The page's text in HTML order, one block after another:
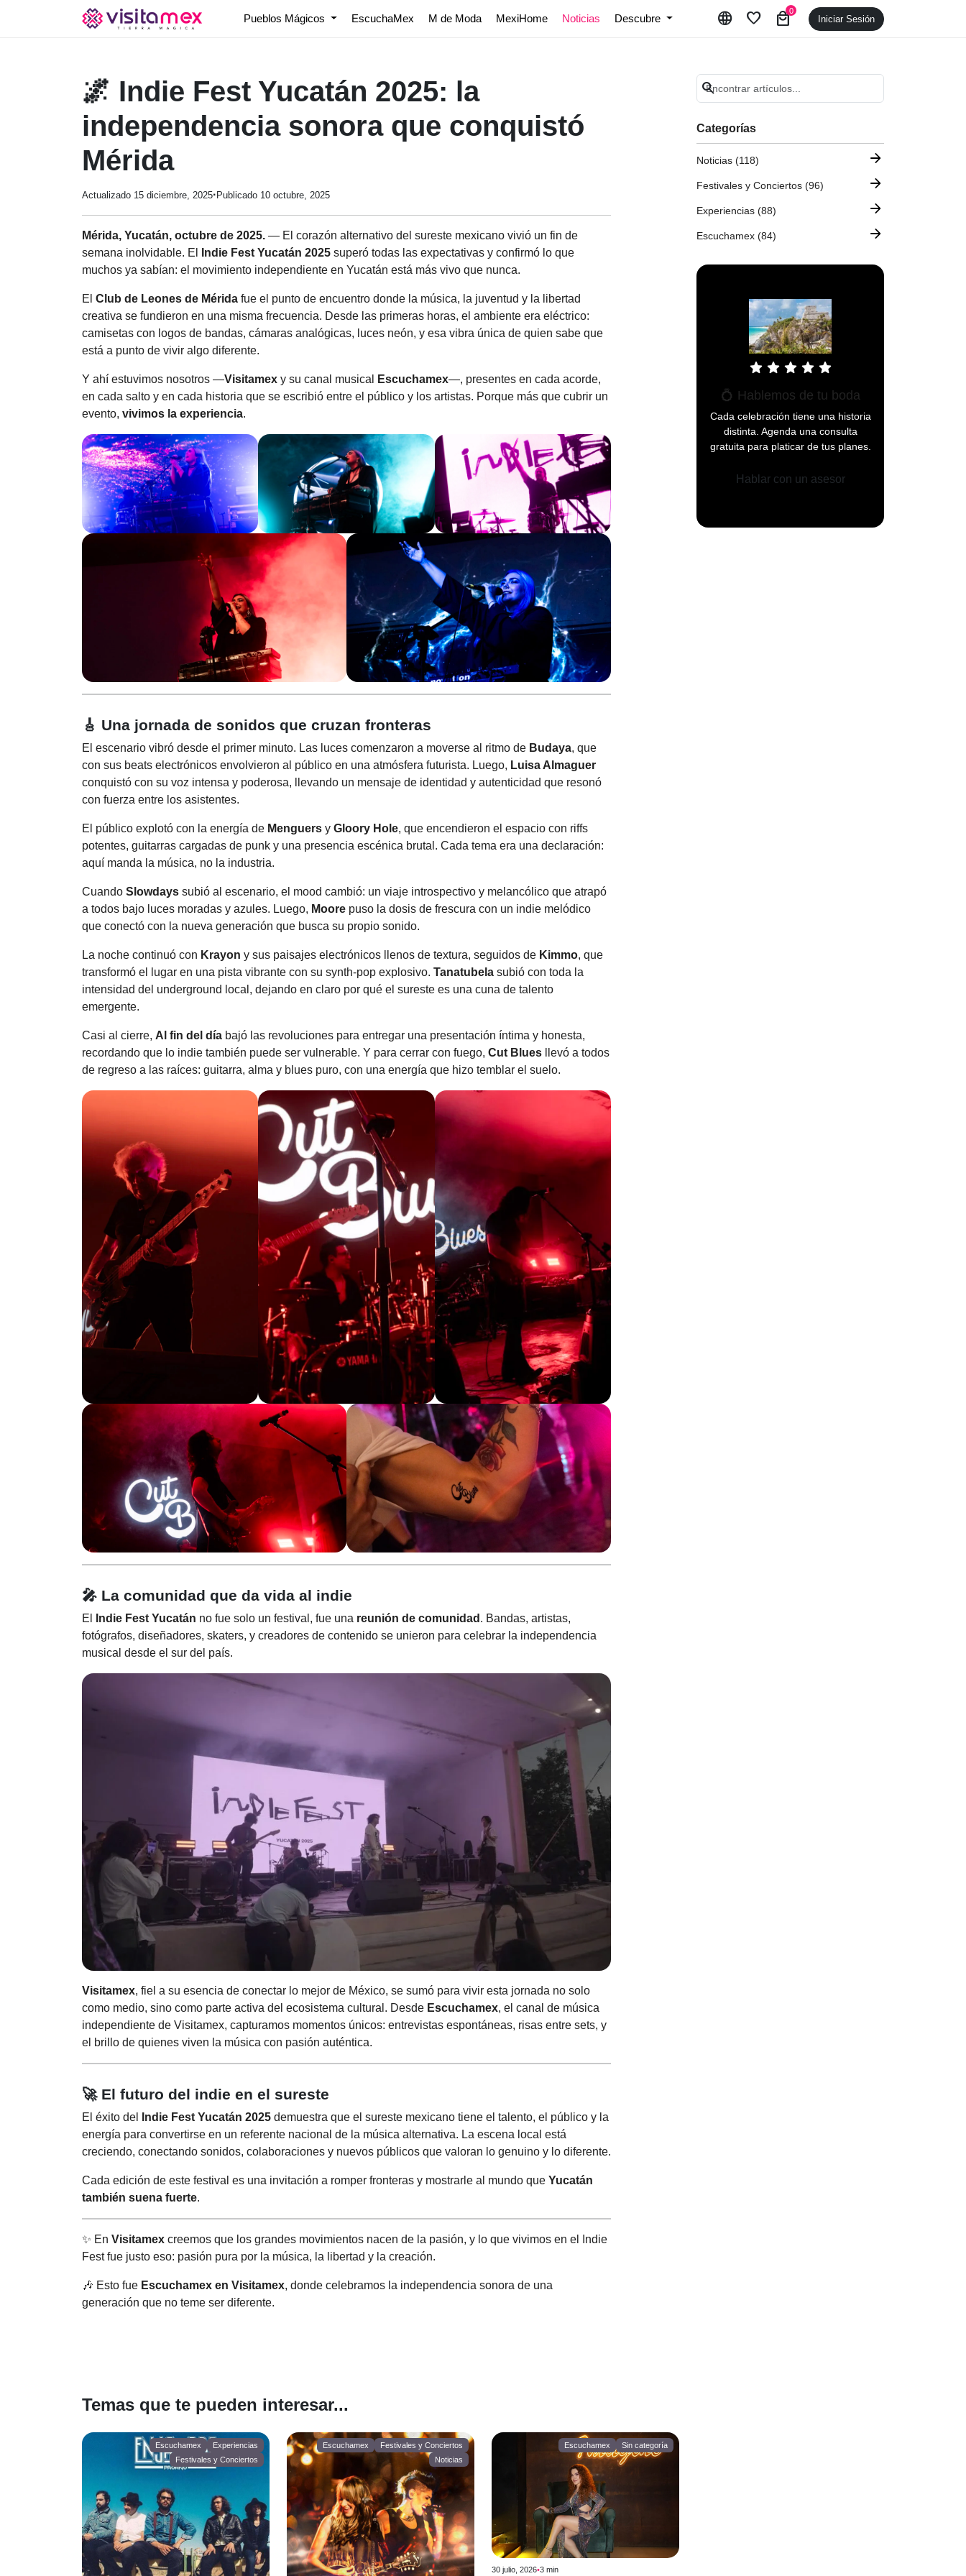
Pueblos Mágicos EscuchaMex M de Moda MexiHome Noticias Descubre language favorite 0
local_mall Iniciar Sesión
🌌 Indie Fest Yucatán 2025: la
independencia sonora que conquistó
Mérida
Actualizado 15 diciembre, 2025·Publicado 10 octubre, 2025
Mérida, Yucatán, octubre de 2025. — El corazón alternativo del sureste mexicano vivió un fin de
semana inolvidable. El
Indie Fest Yucatán 2025 superó todas las expectativas y confirmó lo que
muchos ya sabían: el movimiento independiente en Yucatán está más vivo que nunca.
El Club de Leones de Mérida fue el punto de encuentro donde la música, la juventud y la libertad
creativa se fundieron en una misma frecuencia. Desde las primeras horas, el ambiente era eléctrico:
camisetas con logos de bandas, cámaras analógicas, luces neón, y esa vibra única de quien sabe que
está a punto de vivir algo diferente.
Y ahí estuvimos nosotros —Visitamex y su canal musical Escuchamex—, presentes en cada acorde,
en cada salto y en cada historia que se escribió entre el público y los artistas. Porque más que cubrir un
evento, vivimos la experiencia.
🎸 Una jornada de sonidos que cruzan fronteras
El escenario vibró desde el primer minuto. Las luces comenzaron a moverse al ritmo de Budaya, que
con sus beats electrónicos envolvieron al público en una atmósfera futurista. Luego, Luisa Almaguer
conquistó con su voz intensa y poderosa, llevando un mensaje de identidad y autenticidad que resonó
con fuerza entre los asistentes.
El público explotó con la energía de Menguers y Gloory Hole, que encendieron el espacio con riffs
potentes, guitarras cargadas de punk y una presencia escénica brutal. Cada tema era una declaración:
aquí manda la música, no la industria.
Cuando Slowdays subió al escenario, el mood cambió: un viaje introspectivo y melancólico que atrapó
a todos bajo luces moradas y azules. Luego, Moore puso la dosis de frescura con un indie melódico
que conectó con la nueva generación que busca su propio sonido.
La noche continuó con Krayon y sus paisajes electrónicos llenos de textura, seguidos de Kimmo, que
transformó el lugar en una pista vibrante con su synth-pop explosivo. Tanatubela subió con toda la
intensidad del underground local, dejando en claro por qué el sureste es una cuna de talento
emergente.
Casi al cierre, Al fin del día bajó las revoluciones para entregar una presentación íntima y honesta,
recordando que lo indie también puede ser vulnerable. Y para cerrar con fuego, Cut Blues llevó a todos
de regreso a las raíces: guitarra, alma y blues puro, con una energía que hizo temblar el suelo.
🎤 La comunidad que da vida al indie
El Indie Fest Yucatán no fue solo un festival, fue una reunión de comunidad . Bandas, artistas,
fotógrafos, diseñadores, skaters, y creadores de contenido se unieron para celebrar la independencia
musical desde el sur del país.
Visitamex, fiel a su esencia de conectar lo mejor de México, se sumó para vivir esta jornada no solo
como medio, sino como parte activa del ecosistema cultural. Desde Escuchamex, el canal de música
independiente de Visitamex, capturamos momentos únicos: entrevistas espontáneas, risas entre sets, y
el brillo de quienes viven la música con pasión auténtica.
🚀 El futuro del indie en el sureste
El éxito del Indie Fest Yucatán 2025 demuestra que el sureste mexicano tiene el talento, el público y la
energía para convertirse en un referente nacional de la música alternativa. La escena local está
creciendo, conectando sonidos, colaboraciones y nuevos públicos que valoran lo genuino y lo diferente.
Cada edición de este festival es una invitación a romper fronteras y mostrarle al mundo que Yucatán
también suena fuerte.
✨ En Visitamex creemos que los grandes movimientos nacen de la pasión, y lo que vivimos en el Indie
Fest fue justo eso: pasión pura por la música, la libertad y la creación.
🎶 Esto fue Escuchamex en Visitamex, donde celebramos la independencia sonora de una
generación que no teme ser diferente.
search
Categorías
Noticias (118) arrow_forward
Festivales y Conciertos (96) arrow_forward
Experiencias (88) arrow_forward
Escuchamex (84) arrow_forward
star star star star star
💍 Hablemos de tu boda
Cada celebración tiene una historia
distinta. Agenda una consulta
gratuita para platicar de tus planes.
Hablar con un asesor
Temas que te pueden interesar...
Escuchamex
Experiencias
Festivales y Conciertos
Escuchamex
Festivales y Conciertos
Noticias
Escuchamex Sin categoría
30 julio, 2026•3 min